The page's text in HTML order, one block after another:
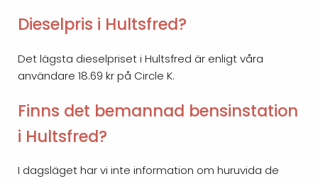
Dieselpris i Hultsfred?
Det lägsta dieselpriset i Hultsfred är enligt våra
användare 18.69 kr på Circle K.
Finns det bemannad bensinstation
i Hultsfred?
I dagsläget har vi inte information om huruvida de